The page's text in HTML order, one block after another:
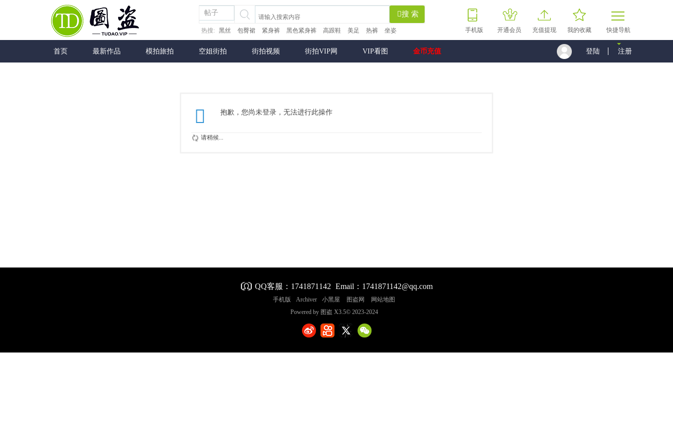
帖子 搜 索
热搜: 黑丝 包臀裙 紧身裤 黑色紧身裤 高跟鞋 美足 热裤 坐姿 快捷导航
我的收藏
充值提现
开通会员
手机版
首页 最新作品 模拍旅拍 空姐街拍 街拍视频 街拍VIP网 VIP看图 金币充值 登陆 注册
抱歉，您尚未登录，无法进行此操作
请稍候...
QQ客服： 1741871142 Email： 1741871142@qq.com
手机版 Archiver 小黑屋 图盗网
网站地图
Powered by 图盗 X3.5© 2023-2024